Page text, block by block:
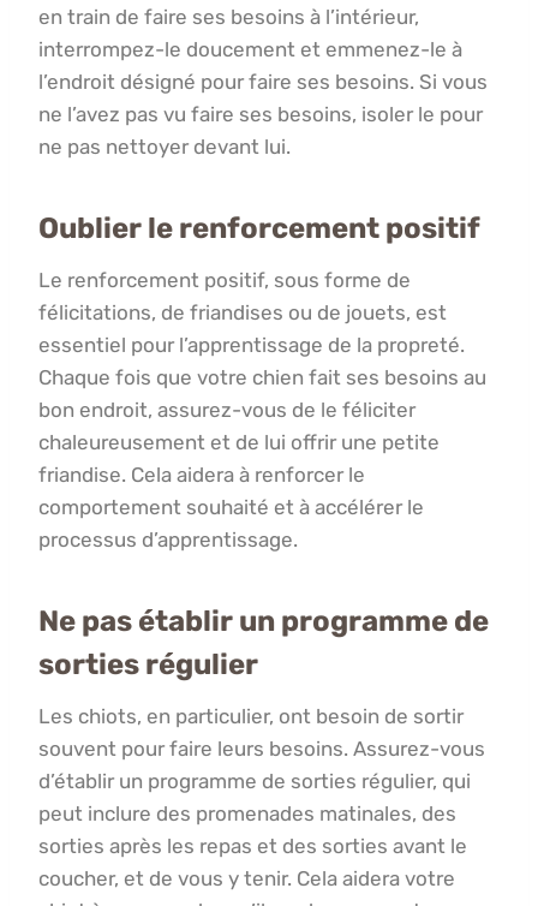
en train de faire ses besoins à l’intérieur,
interrompez-le doucement et emmenez-le à
l’endroit désigné pour faire ses besoins. Si vous
ne l’avez pas vu faire ses besoins, isoler le pour
ne pas nettoyer devant lui.
Oublier le renforcement positif
Le renforcement positif, sous forme de
félicitations, de friandises ou de jouets, est
essentiel pour l’apprentissage de la propreté.
Chaque fois que votre chien fait ses besoins au
bon endroit, assurez-vous de le féliciter
chaleureusement et de lui offrir une petite
friandise. Cela aidera à renforcer le
comportement souhaité et à accélérer le
processus d’apprentissage.
Ne pas établir un programme de
sorties régulier
Les chiots, en particulier, ont besoin de sortir
souvent pour faire leurs besoins. Assurez-vous
d’établir un programme de sorties régulier, qui
peut inclure des promenades matinales, des
sorties après les repas et des sorties avant le
coucher, et de vous y tenir. Cela aidera votre